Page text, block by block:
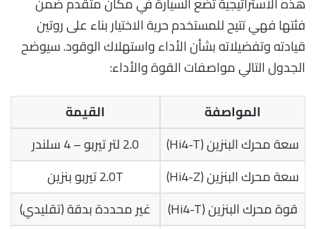
فئتها فهي تتيح للمستخدم حرية الاختيار بناء على روتين
قيادته وتفضيلاته بشأن الأداء واستهلاك الوقود. سيوضح
الجدول التالي مواصفات القوة والأداء:
المواصفة القيمة
سعة محرك البنزين (Hi4-T)
2.0 لتر تيربو – 4 سلندر
سعة محرك البنزين (Hi4-Z)
2.0T تيربو بنزين
قوة محرك البنزين (Hi4-T)
غير محددة بدقة (تقليدي)